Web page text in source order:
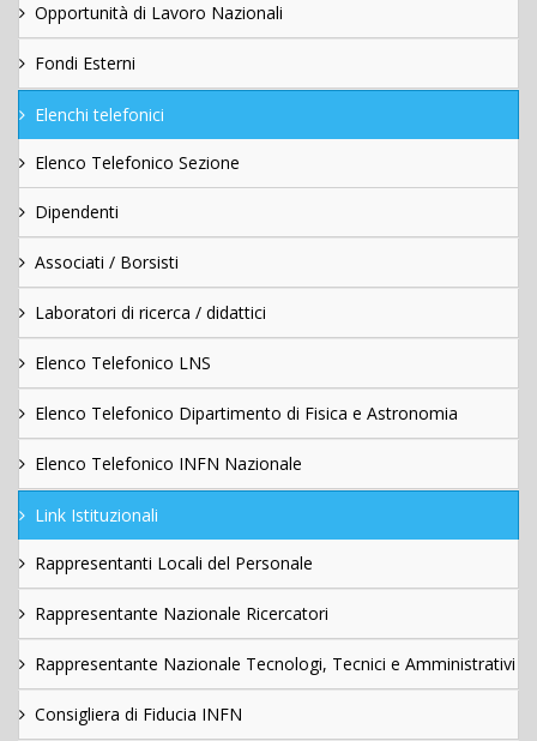
Opportunità di Lavoro Nazionali
Fondi Esterni
Elenchi telefonici
Elenco Telefonico Sezione
Dipendenti
Associati / Borsisti
Laboratori di ricerca / didattici
Elenco Telefonico LNS
Elenco Telefonico Dipartimento di Fisica e Astronomia
Elenco Telefonico INFN Nazionale
Link Istituzionali
Rappresentanti Locali del Personale
Rappresentante Nazionale Ricercatori
Rappresentante Nazionale Tecnologi, Tecnici e Amministrativi
Consigliera di Fiducia INFN